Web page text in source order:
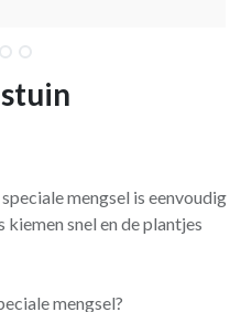
mengsel is eenvoudig
snel en de plantjes
mengsel?